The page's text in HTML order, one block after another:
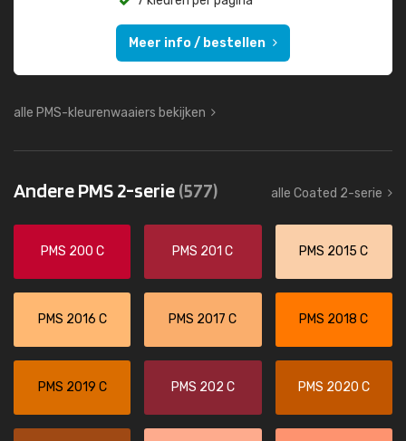
Meer info / bestellen
alle PMS-kleurenwaaiers bekijken
Andere PMS 2-serie(577) alle Coated 2-serie
PMS 200 C PMS 201 C PMS 2015 C
PMS 2016 C PMS 2017 C PMS 2018 C
PMS 2019 C PMS 202 C PMS 2020 C